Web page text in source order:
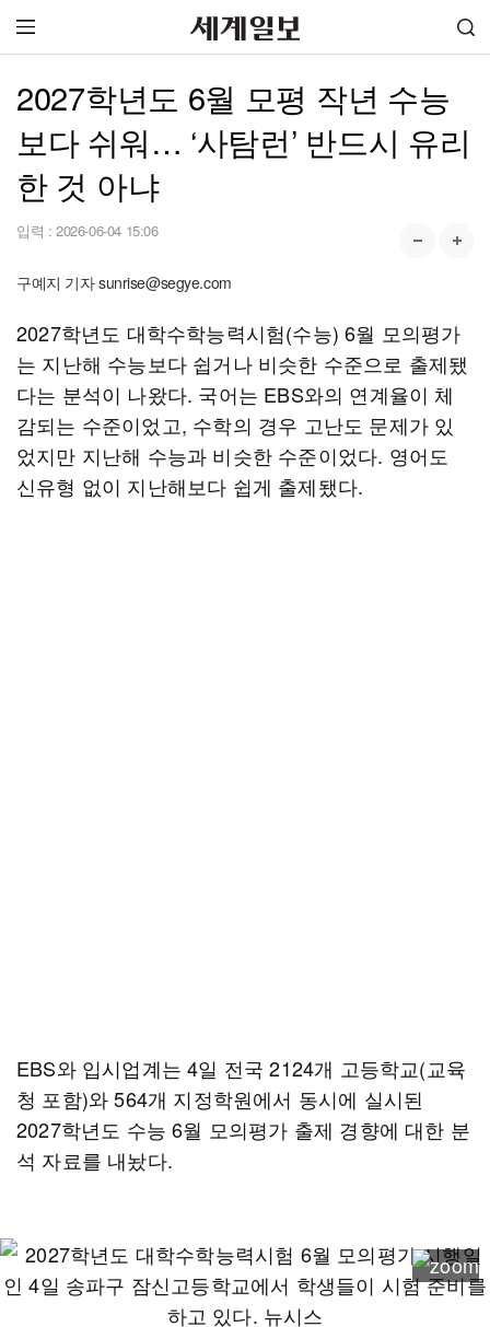
2027학년도 6월 모평 작년 수능
보다 쉬워… ‘사탐런’ 반드시 유리
한 것 아냐
입력 : 2026-06-04 15:06
구예지 기자 sunrise@segye.com
2027학년도 대학수학능력시험(수능) 6월 모의평가
는 지난해 수능보다 쉽거나 비슷한 수준으로 출제됐
다는 분석이 나왔다. 국어는 EBS와의 연계율이 체
감되는 수준이었고, 수학의 경우 고난도 문제가 있
었지만 지난해 수능과 비슷한 수준이었다. 영어도
신유형 없이 지난해보다 쉽게 출제됐다.
EBS와 입시업계는 4일 전국 2124개 고등학교(교육
청 포함)와 564개 지정학원에서 동시에 실시된
2027학년도 수능 6월 모의평가 출제 경향에 대한 분
석 자료를 내놨다.